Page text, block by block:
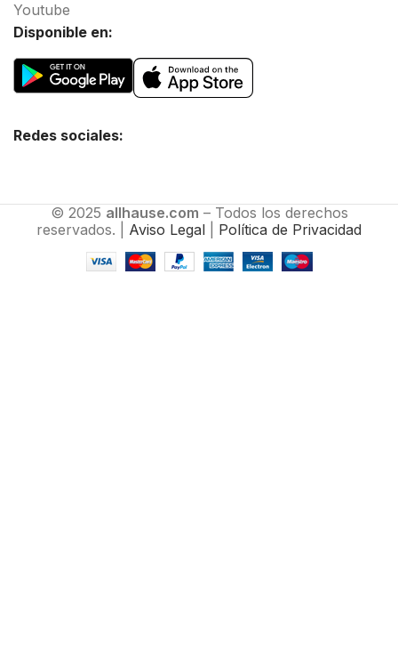
Youtube
Disponible en:
Redes sociales:
© 2025 allhause.com – Todos los derechos
reservados. | Aviso Legal Política de Privacidad